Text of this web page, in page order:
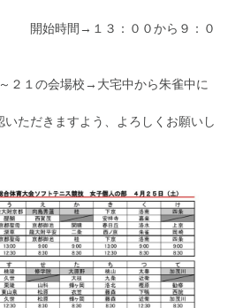
：００から９：０
２１の会場校→大宅中から朱雀中に
ただきますよう、よろしくお願いし